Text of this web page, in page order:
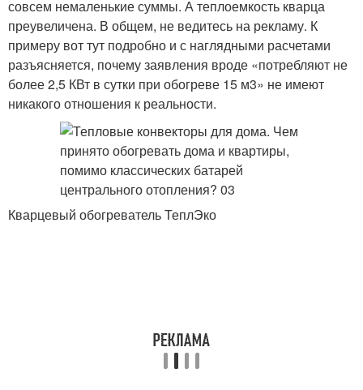
совсем немаленькие суммы. А теплоемкость кварца
преувеличена. В общем, не ведитесь на рекламу. К
примеру вот тут подробно и с наглядными расчетами
разъясняется, почему заявления вроде «потребляют не
более 2,5 КВт в сутки при обогреве 15 м3» не имеют
никакого отношения к реальности.
Кварцевый обогреватель ТеплЭко